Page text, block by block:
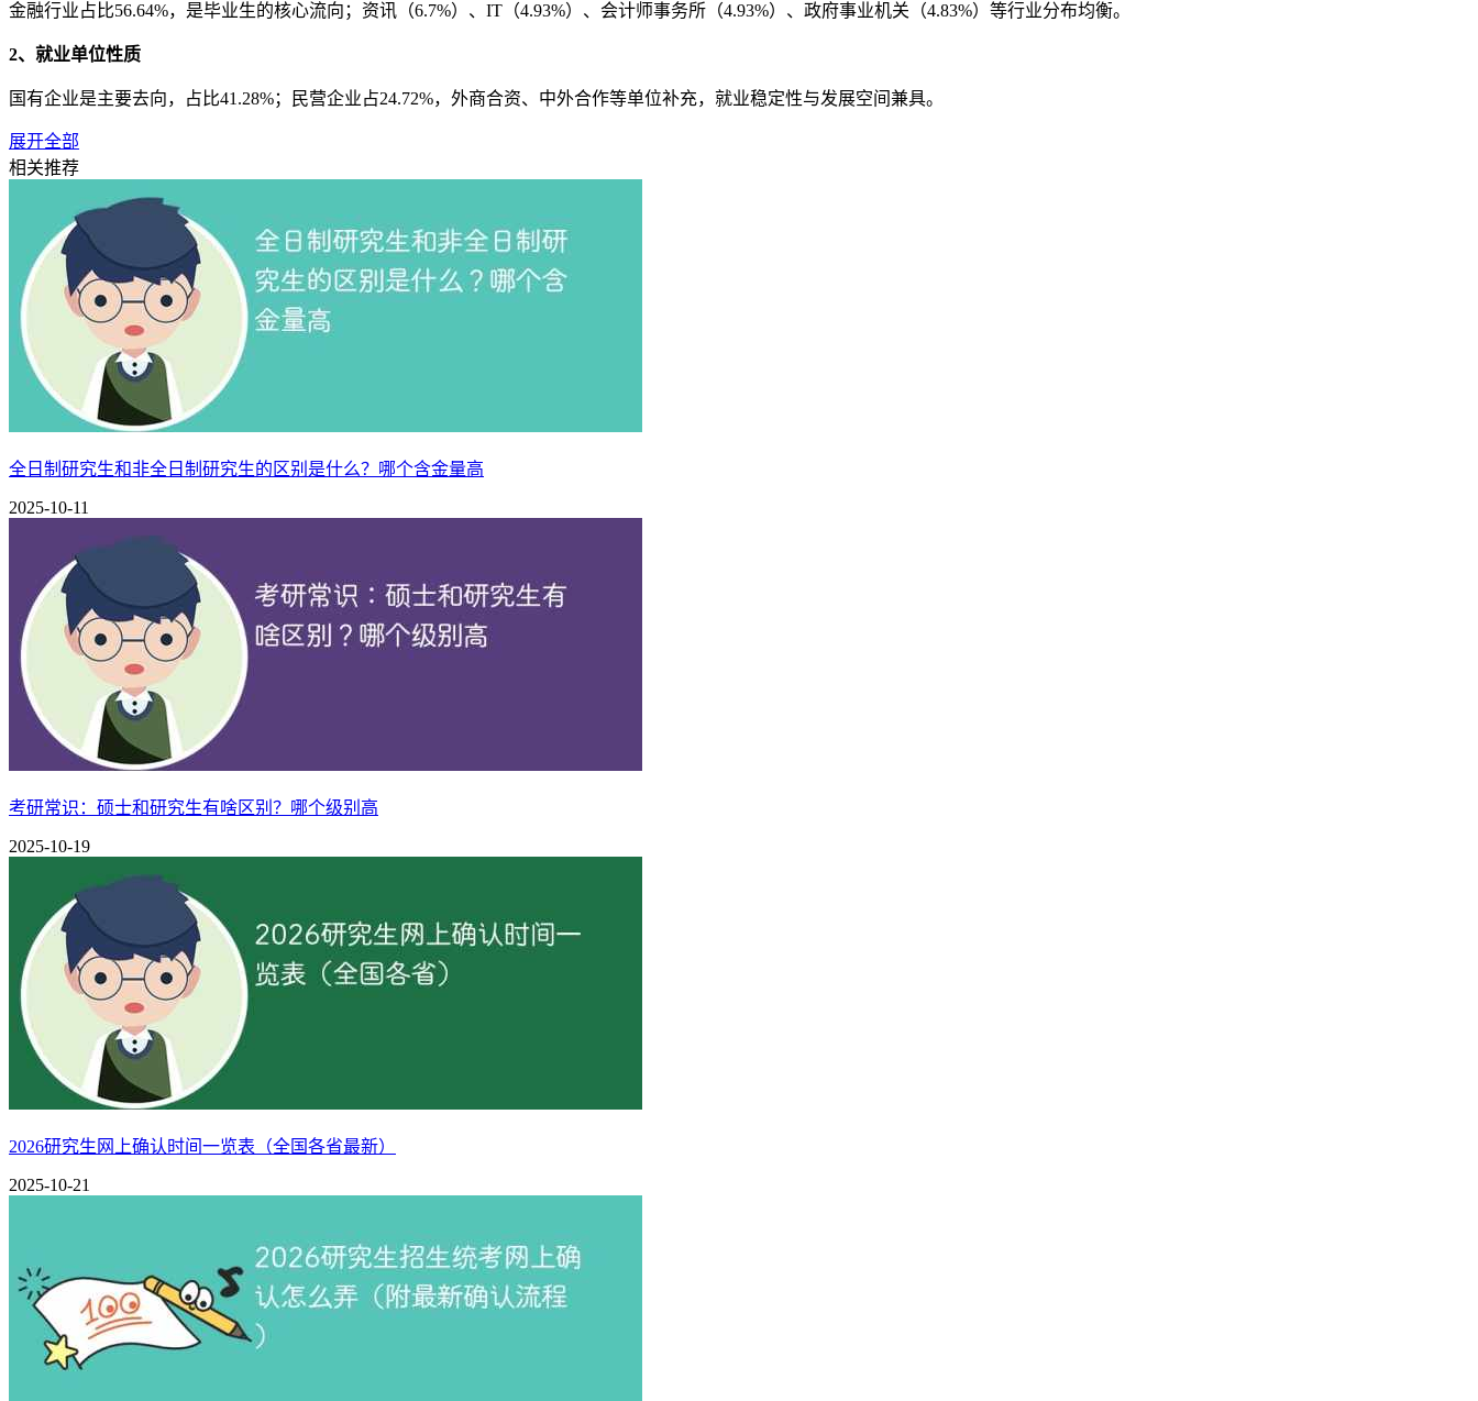
金融行业占比56.64%，是毕业生的核心流向；资讯（6.7%）、IT（4.93%）、会计师事务所（4.93%）、政府事业机关（4.83%）等行业分布均衡。
2、就业单位性质
国有企业是主要去向，占比41.28%；民营企业占24.72%，外商合资、中外合作等单位补充，就业稳定性与发展空间兼具。
3、薪酬水平
北京交通大学：国企就业的“优选院校”
1、就业行业分布
信息技术（19.46%）、轨道交通行业（14.15%）、金融行业（7.85%）、教育行业（7.42%）为主要流向，行业特色鲜明。
2、就业单位性质
国有企业占比62.92%，远超其他类型单位；民营企业（16.27%）、教育单位（6.94%）、三资企业（3.55%）等为辅，稳定性极强。
3、薪酬水平
研究生年薪抽样显示，10万/年占比43%，7万-10万/年占23%，15万以上/年占8%，整体薪酬处于中上游水平，且福利保障完善。
1、就业行业分布
毕业生主要集中在电子信息、钢铁冶金、机械制造、能源化工、金融保险等多个领域，行业适配性广，就业选择灵活。
2、就业单位性质
国有企业占比47.54%，机关事业单位占21.43%，私有企业占15.32%，三资企业占3.25%，兼顾稳定性与市场化发展机会。
金融业是核心流向，其中银行业占签约人数的33.62%，位居第一；保险、证券等其他金融领域分布均匀，行业认可度极高。
2、核心就业单位
包括中国工商银行、中国建设银行、中信建投证券、财政部、国家发展和改革委、中国五矿集团、中国移动等，涵盖金融、政企核心单位。
3、薪酬水平
研究生平均实际起薪5953.5元/月，平均期望起薪6598.4元/月，薪酬期望与实际水平匹配度高，发展潜力可观。
1、就业行业分布
金融、外贸、会计审计类行业是就业主渠道，超过50%的毕业生集中在这三大领域，其中银行类金融机构招聘需求最大。
国有企业是主要去向，约三分之一的毕业生入职国企，包括中央银行、商业银行、政策性银行等，就业平台优质。
1、就业行业分布
展开全部
相关推荐
全日制研究生和非全日制研究生的区别是什么？哪个含金量高
2025-10-11
考研常识：硕士和研究生有啥区别？哪个级别高
2025-10-19
2026研究生网上确认时间一览表（全国各省最新）
2025-10-21